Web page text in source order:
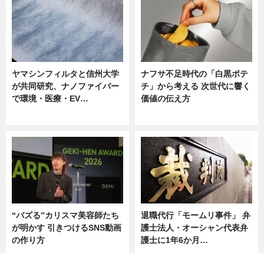
ヤマシンフィルタと信州大学
が共同研究、ナノファイバー
で環境・医療・EV…
ナフサ不足時代の「白黒ポテ
チ」から考える 次世代に響く
価値の伝え方
“バズる”カリスマ美容師たち
が明かす 引きつけるSNS動画
の作り方
退職代行「モームリ事件」 弁
護士法人・オーシャン代表弁
護士に1年6か月…